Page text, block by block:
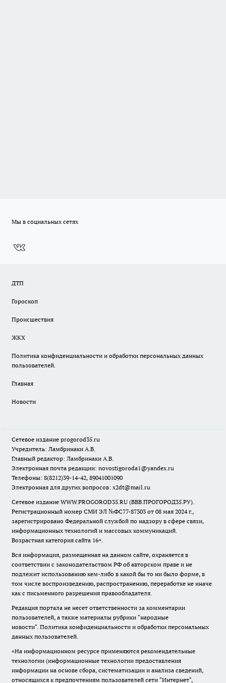
Мы в социальных сетях
ДТП
Гороскоп
Происшествия
ЖКХ
Политика конфиденциальности и обработки персональных данных
пользователей.
Главная
Новости
Сетевое издание progorod35.ru
Учредитель: Ламбринаки А.В.
Главный редактор: Ламбринаки А.В.
Электронная почта редакции: novostigoroda1@yandex.ru
Телефоны: 8(8212)39-14-42, 89041001090
Электронная для других вопросов: x2dt@mail.ru
Сетевое издание WWW.PROGOROD35.RU (ВВВ.ПРОГОРОД35.РУ).
Регистрационный номер СМИ ЭЛ №ФС77-87303 от 08 мая 2024 г.,
зарегистрировано Федеральной службой по надзору в сфере связи,
информационных технологий и массовых коммуникаций.
Возрастная категория сайта 16+.
Вся информация, размещенная на данном сайте, охраняется в
соответствии с законодательством РФ об авторском праве и не
подлежит использованию кем-либо в какой бы то ни было форме, в
том числе воспроизведению, распространению, переработке не иначе
как с письменного разрешения правообладателя.
Редакция портала не несет ответственности за комментарии
пользователей, а также материалы рубрики "народные
новости". Политика конфиденциальности и обработки персональных
данных пользователей.
«На информационном ресурсе применяются рекомендательные
технологии (информационные технологии предоставления
информации на основе сбора, систематизации и анализа сведений,
относящихся к предпочтениям пользователей сети "Интернет",